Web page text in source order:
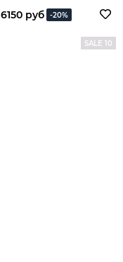
6150 руб -20%
SALE 10